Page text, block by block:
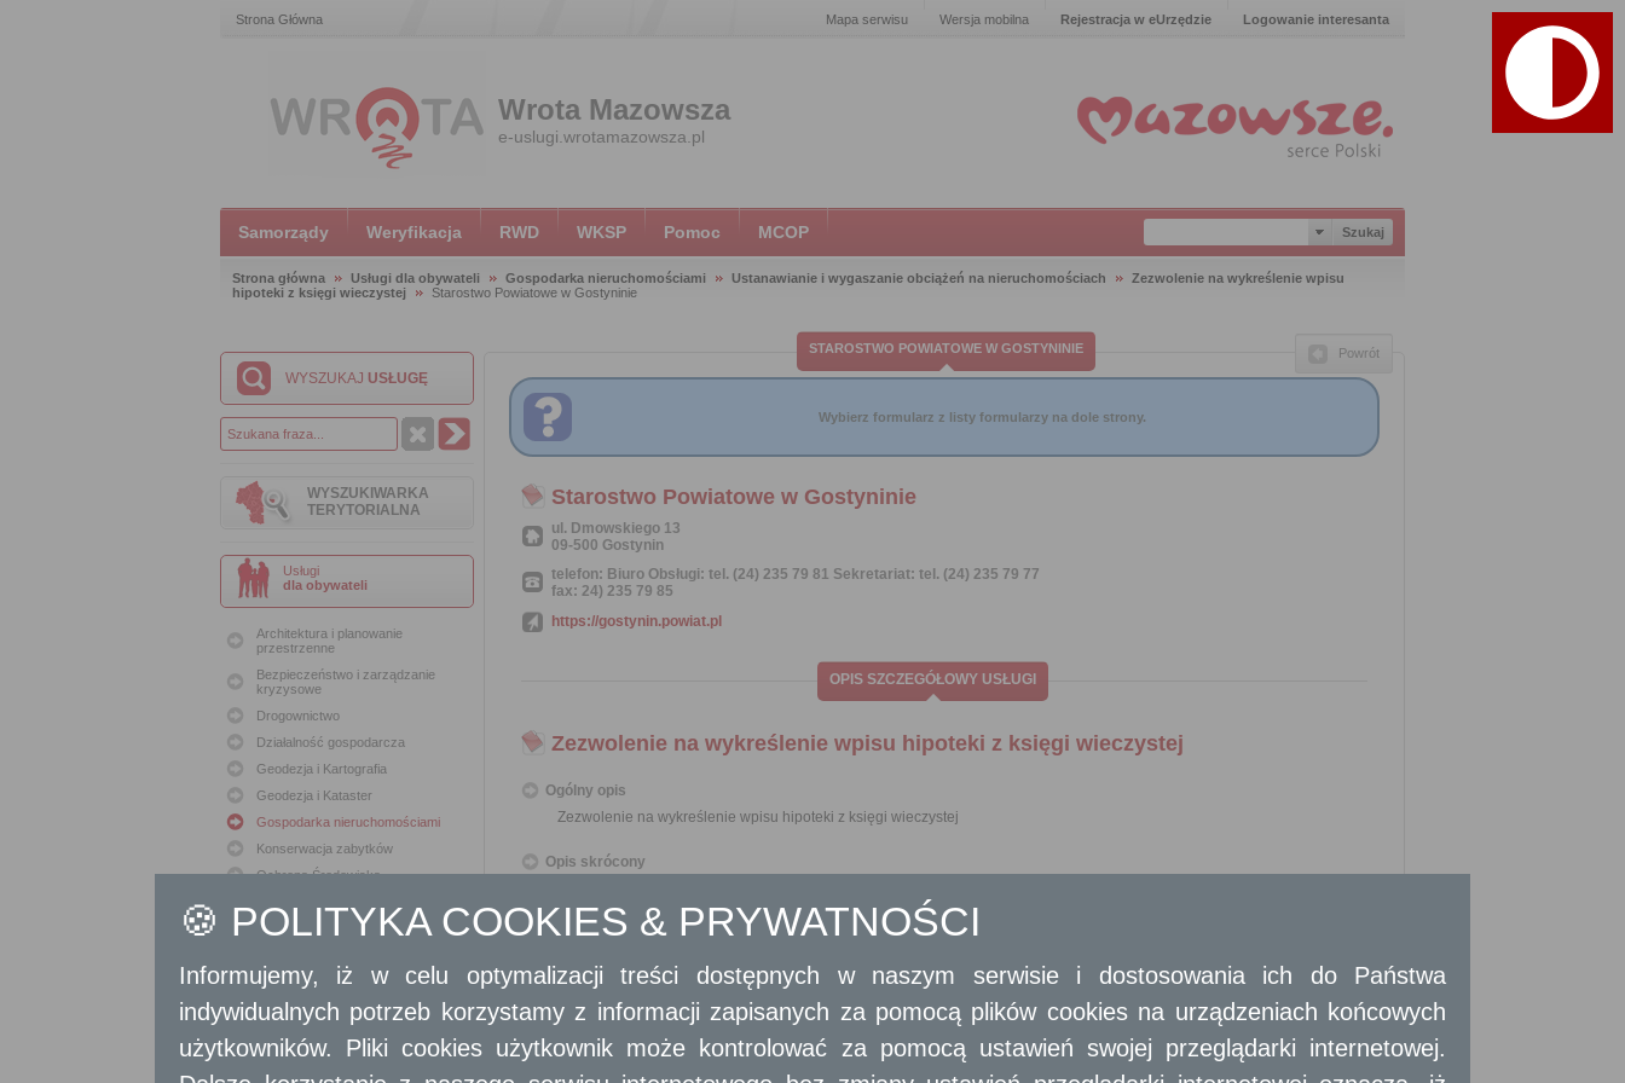
Strona Główna Mapa serwisu Wersja mobilna Rejestracja w eUrzędzie Logowanie interesanta
Wrota Mazowsza
e-uslugi.wrotamazowsza.pl
Samorządy Weryfikacja RWD WKSP Pomoc MCOP
Strona główna Usługi dla obywateli Gospodarka nieruchomościami Ustanawianie i wygaszanie obciążeń na nieruchomościach
Zezwolenie na wykreślenie wpisu
hipoteki z księgi wieczystej
Starostwo Powiatowe w Gostyninie
WYSZUKAJ USŁUGĘ
WYSZUKIWARKA
TERYTORIALNA
Usługi
dla obywateli
Architektura i planowanie
przestrzenne
Bezpieczeństwo i zarządzanie
kryzysowe
Drogownictwo
Działalność gospodarcza
Geodezja i Kartografia
Geodezja i Kataster
Gospodarka nieruchomościami
Konserwacja zabytków
Ochrona Środowiska
Podatki i opłaty lokalne
Polityka społeczna
Skargi i wnioski
Sprawy komunalne
STAROSTWO POWIATOWE W GOSTYNINIE Powrót
Wybierz formularz z listy formularzy na dole strony.
Starostwo Powiatowe w Gostyninie
ul. Dmowskiego 13
09-500 Gostynin
telefon: Biuro Obsługi: tel. (24) 235 79 81 Sekretariat: tel. (24) 235 79 77
fax: 24) 235 79 85
https://gostynin.powiat.pl
OPIS SZCZEGÓŁOWY USŁUGI
Zezwolenie na wykreślenie wpisu hipoteki z księgi wieczystej
Ogólny opis
Zezwolenie na wykreślenie wpisu hipoteki z księgi wieczystej
Opis skrócony
Zezwolenie na wykreślenie wpisu hipoteki z księgi wieczystej wydawane jest na wniosek zainteresowanego.
Wniosek o wydanie zezwolenia na wykreślenie hipoteki.
W wypadku soób prowadzących działalność gospodarczą - zaświadczenie o wpisie tej działalności, a w wypadku osób
prawnych wypis z KRS.
Dokument potwierdzający spłatę hipoteki (oryginał).
Aktualny odpis z księgi wieczystej (oryginał).
🍪 POLITYKA COOKIES & PRYWATNOŚCI
Informujemy, iż w celu optymalizacji treści dostępnych w naszym serwisie i dostosowania ich do Państwa
indywidualnych potrzeb korzystamy z informacji zapisanych za pomocą plików cookies na urządzeniach końcowych
użytkowników. Pliki cookies użytkownik może kontrolować za pomocą ustawień swojej przeglądarki internetowej.